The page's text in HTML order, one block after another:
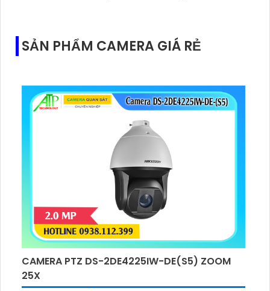
SẢN PHẨM CAMERA GIÁ RẺ
CAMERA PTZ DS-2DE4225IW-DE(S5) ZOOM
25X